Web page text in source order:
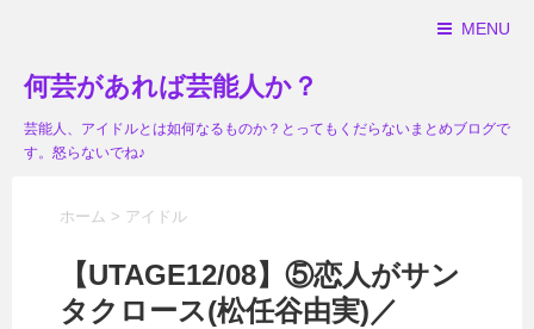
MENU
何芸があれば芸能人か？
芸能人、アイドルとは如何なるものか？とってもくだらないまとめブログで
す。怒らないでね♪
ホーム > アイドル
【UTAGE12/08】⑤恋人がサン
タクロース(松任谷由実)／